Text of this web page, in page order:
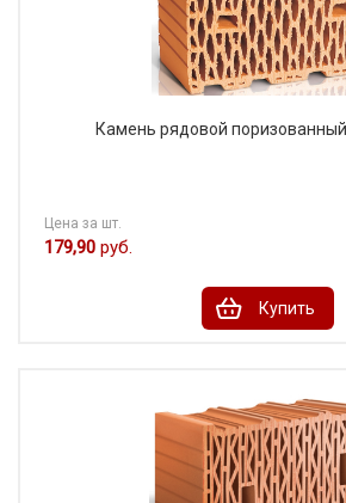
Камень рядовой
Цена за шт.
179,90 руб.
Купить